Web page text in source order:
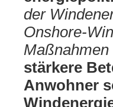
der
Onshore-
stärkere
Anwohner